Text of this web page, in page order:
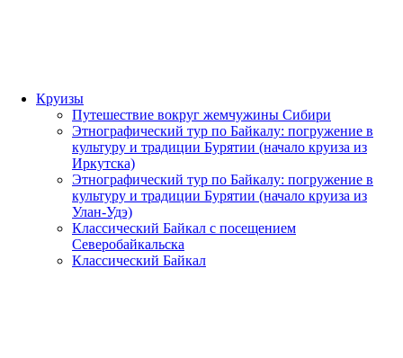
Круизы
Путешествие вокруг жемчужины Сибири
Этнографический тур по Байкалу: погружение в
культуру и традиции Бурятии (начало круиза из
Иркутска)
Этнографический тур по Байкалу: погружение в
культуру и традиции Бурятии (начало круиза из
Улан-Удэ)
Классический Байкал с посещением
Северобайкальска
Классический Байкал